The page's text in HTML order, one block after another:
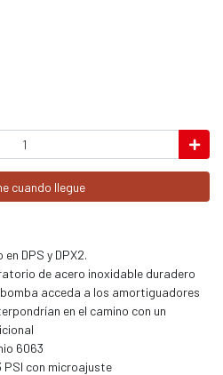
cuando llegue
DPS y DPX2.
de acero inoxidable duradero
acceda a los amortiguadores
en el camino con un
6063
PSI con microajuste